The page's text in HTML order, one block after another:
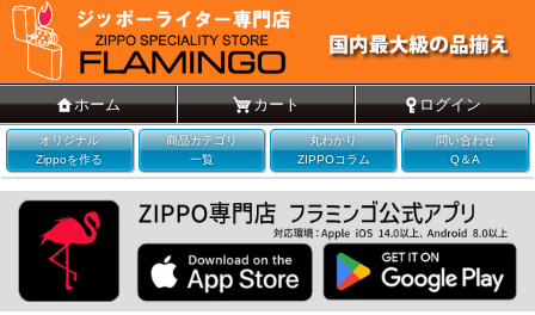
ホーム カート ログイン
オリジナル
Zippoを作る
商品カテゴリ
一覧
丸わかり
ZIPPOコラム
問い合わせ
Q＆A